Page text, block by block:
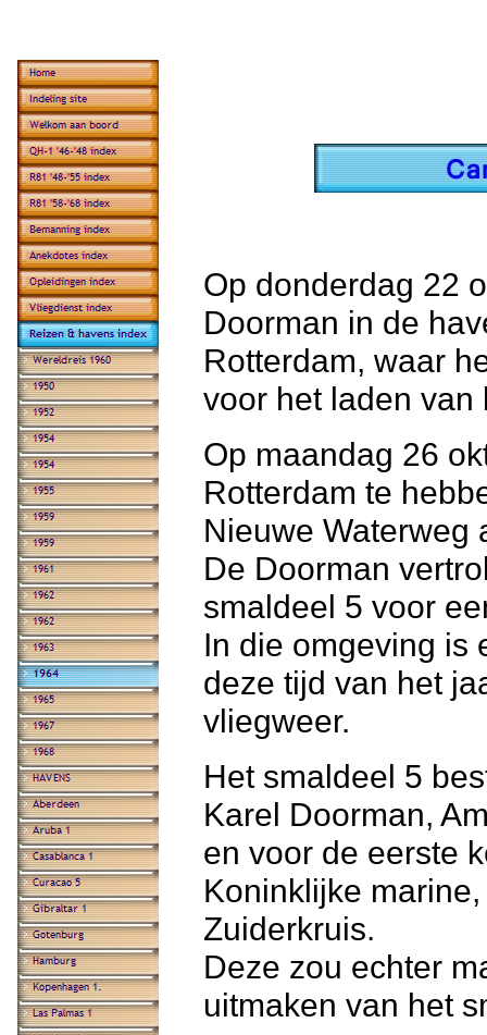
Op donderdag 22
Doorman in de
Rotterdam, waar
voor het laden van
Op maandag 26
Rotterdam te
Nieuwe Waterweg
De Doorman
smaldeel 5 voor
In die omgeving is
deze tijd van het
vliegweer.
Het smaldeel 5
Karel Doorman,
en voor de eerste
Koninklijke
Zuiderkruis.
Deze zou echter
uitmaken van het